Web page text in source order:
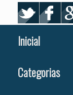
Inicial
Categorias